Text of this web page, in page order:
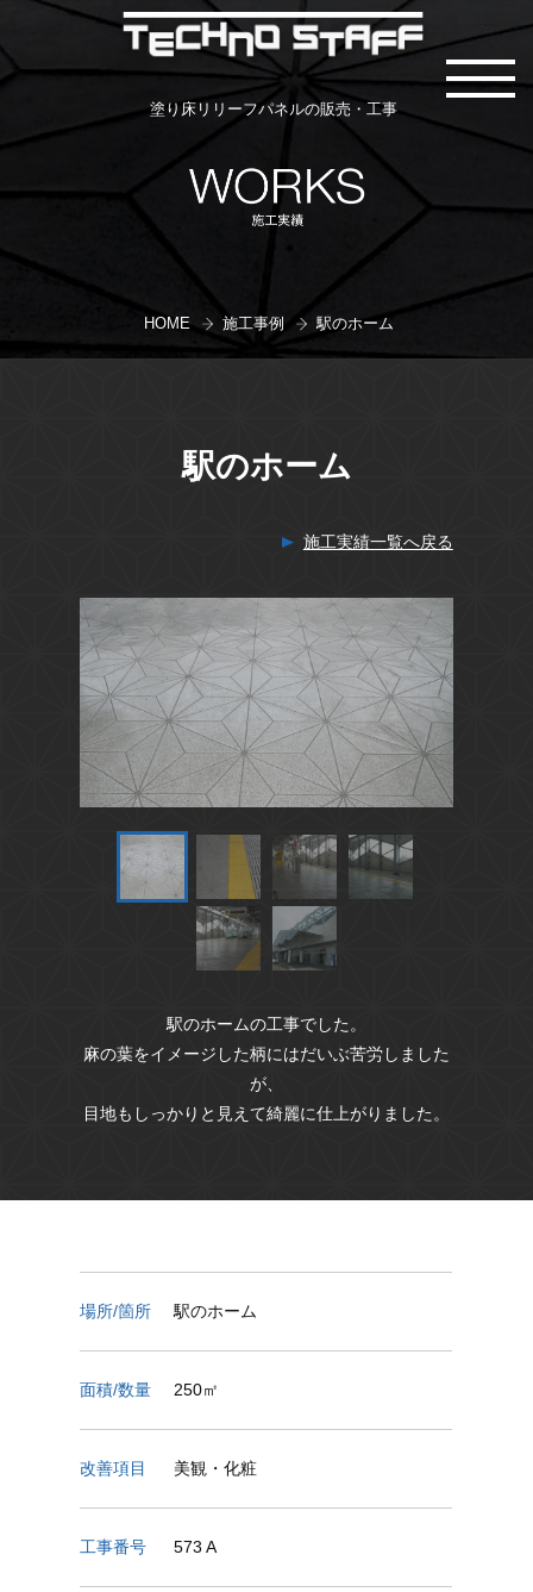
塗り床リリーフパネルの販売・工事
HOME 施工事例 駅のホーム
駅のホーム
施工実績一覧へ戻る
駅のホームの工事でした。
麻の葉をイメージした柄にはだいぶ苦労しました
が、
目地もしっかりと見えて綺麗に仕上がりました。
場所/箇所 駅のホーム
面積/数量 250㎡
改善項目 美観・化粧
工事番号 573 A